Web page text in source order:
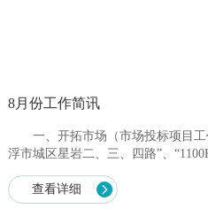
8月份工作简讯
一、开拓市场（市场投标项目
浮市城区星岩二、三、四路”、
议”、“220k...
查看详细